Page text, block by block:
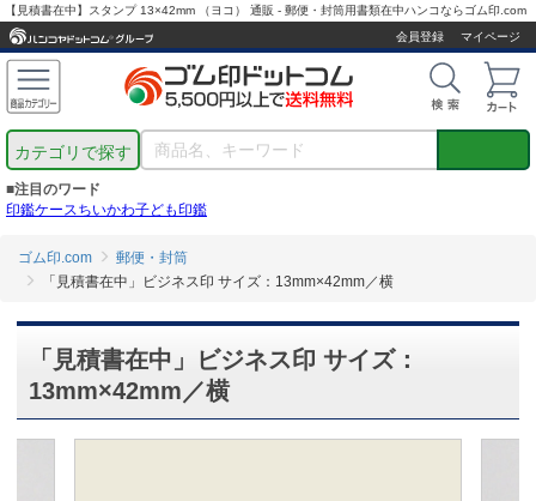
【見積書在中】スタンプ 13×42mm （ヨコ） 通販 - 郵便・封筒用書類在中ハンコならゴム印.com
会員登録
マイページ
カテゴリで探す
■注目のワード
印鑑ケースちいかわ子ども印鑑
ゴム印.com
郵便・封筒
「見積書在中」ビジネス印 サイズ：13mm×42mm／横
「見積書在中」ビジネス印 サイズ：
13mm×42mm／横